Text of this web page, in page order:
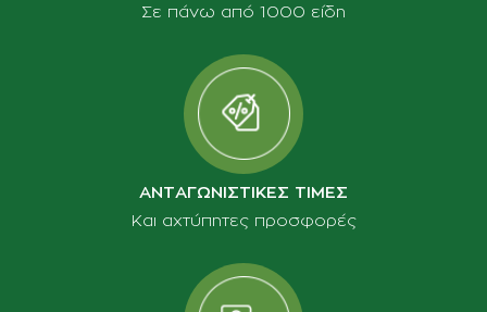
Σε πάνω από 1000 είδη
ΑΝΤΑΓΩΝΙΣΤΙΚΕΣ ΤΙΜΕΣ
Και αχτύπητες προσφορές